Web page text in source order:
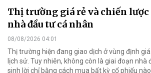
Thị trường giá rẻ và chiến
nhà đầu tư cá nhân
08/08/2026 04:01
Thị trường hiện đang giao dịch ở vùng định
lịch sử. Tuy nhiên, không còn là giai đoạn nhà
sinh lời chỉ bằng cách mua bất kỳ cổ phiếu